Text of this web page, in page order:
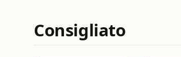
Consigliato